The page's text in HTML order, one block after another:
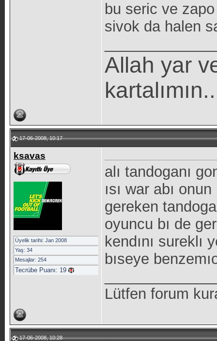
bu seric ve
sivok da halen
Allah yar
17-06-2008, 10:17
ksavas
Üyelik tarihi: Jan 2008
Yaş: 34
Mesajlar: 254
Tecrübe Puanı: 19
alı tandoganı
ısı war abı
gereken
oyuncu bı de
kendını sureklı
bıseye
Lütfen forum
17-06-2008, 10:28